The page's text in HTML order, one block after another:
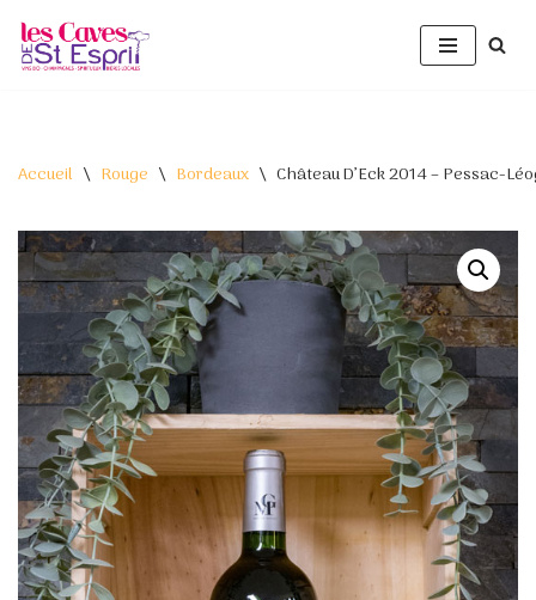
Aller
Accueil \ Rouge \ Bordeaux \ Château D’Eck 2014 – Pessac-